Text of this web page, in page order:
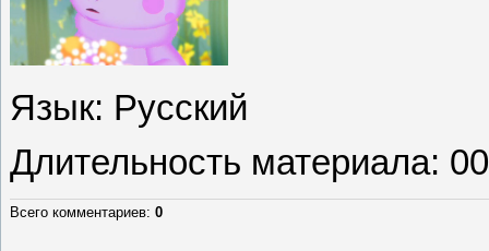
Язык: Русский
Длительность материала:
Всего комментариев: 0